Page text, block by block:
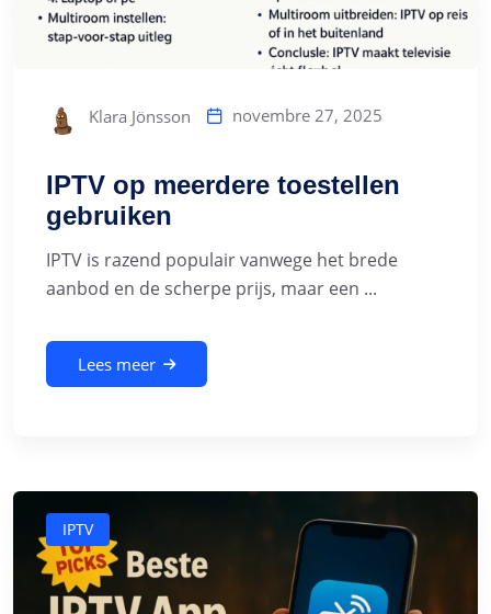
Klara Jönsson novembre 27, 2025
IPTV op meerdere toestellen
gebruiken
IPTV is razend populair vanwege het brede
aanbod en de scherpe prijs, maar een ...
Lees meer
IPTV